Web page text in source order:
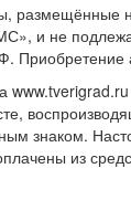
и не
Приобретение
знаком.
из